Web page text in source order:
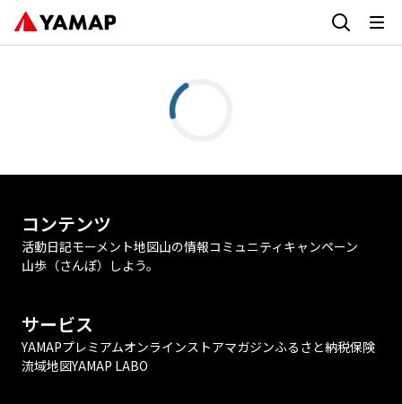
コンテンツ
活動日記モーメント地図山の情報コミュニティ キャンペーン
山歩（さんぽ）しよう。
サービス
YAMAPプレミアムオンラインストアマガジンふるさと納税保険
流域地図YAMAP LABO